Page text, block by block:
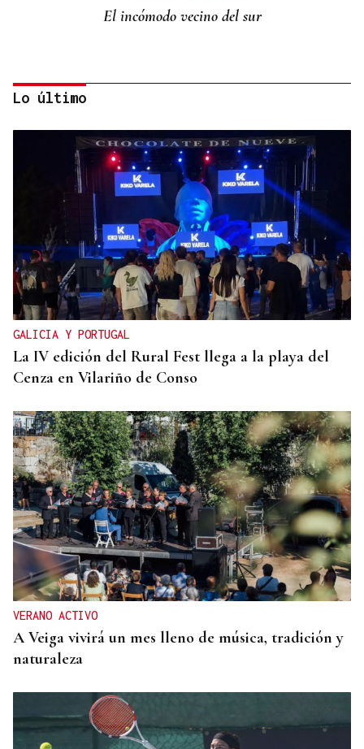
El incómodo vecino del sur
Fernando Ramos
¿Quién miente: Marlaska o Margarita Robles?
Lo último
GALICIA Y PORTUGAL
La IV edición del Rural Fest llega a la playa del
Cenza en Vilariño de Conso
VERANO ACTIVO
A Veiga vivirá un mes lleno de música, tradición y
naturaleza